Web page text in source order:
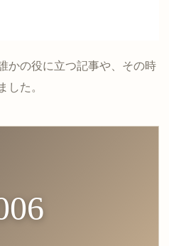
かの役に立つ記事や、その時
た。